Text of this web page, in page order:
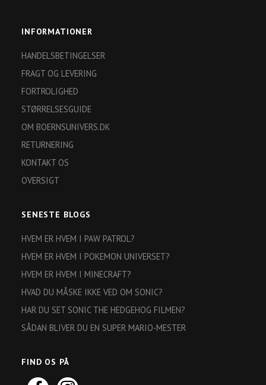
INFORMATIONER
HANDELSBETINGELSER
FRAGT OG LEVERING
FORTROLIGHED
STØRRELSESGUIDE
OM BOERNSUNIVERS.DK
RETURNERING
KONTAKT OS
OVERSIGT
SENESTE BLOGS
HVEM ER HVEM I PAW PATROL?
HVEM ER HVEM I POKEMON UNIVERSET?
HVEM ER HVEM I MINECRAFT?
HVAD DU MÅSKE IKKE VED OM SONIC?
HAR DU SET SONIC THE HEDGEHOG FILMEN?
SÅDAN BLIVER DU EN SUPER MARIO-MESTER
FIND OS PÅ